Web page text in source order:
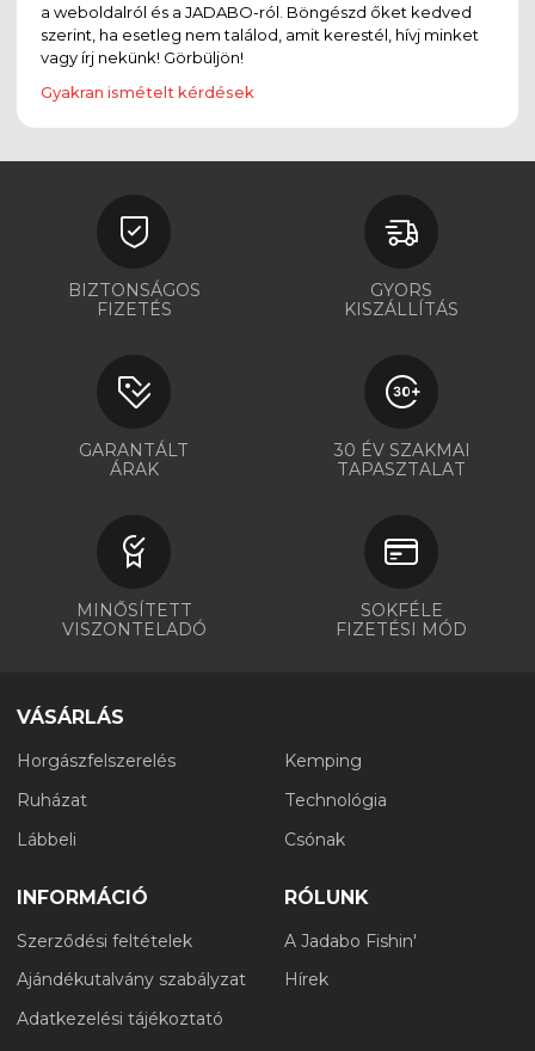
a weboldalról és a JADABO-ról. Böngészd őket kedved
szerint, ha esetleg nem találod, amit kerestél, hívj minket
vagy írj nekünk! Görbüljön!
Gyakran ismételt kérdések
BIZTONSÁGOS
FIZETÉS
GYORS
KISZÁLLÍTÁS
GARANTÁLT
ÁRAK
30 ÉV SZAKMAI
TAPASZTALAT
MINŐSÍTETT
VISZONTELADÓ
SOKFÉLE
FIZETÉSI MÓD
VÁSÁRLÁS
Horgászfelszerelés
Ruházat
Lábbeli
Kemping
Technológia
Csónak
INFORMÁCIÓ
Szerződési feltételek
Ajándékutalvány szabályzat
Adatkezelési tájékoztató
RÓLUNK
A Jadabo Fishin'
Hírek